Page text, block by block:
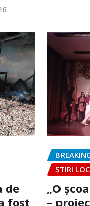
de
fost
ȘTIRI
„O
–